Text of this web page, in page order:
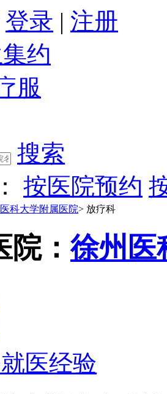
登录 | 注册
搜索
按医院预约
科大学附属医院> 放疗科
院：徐州医
医经验